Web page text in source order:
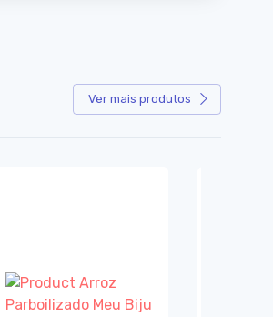
Ver mais produtos